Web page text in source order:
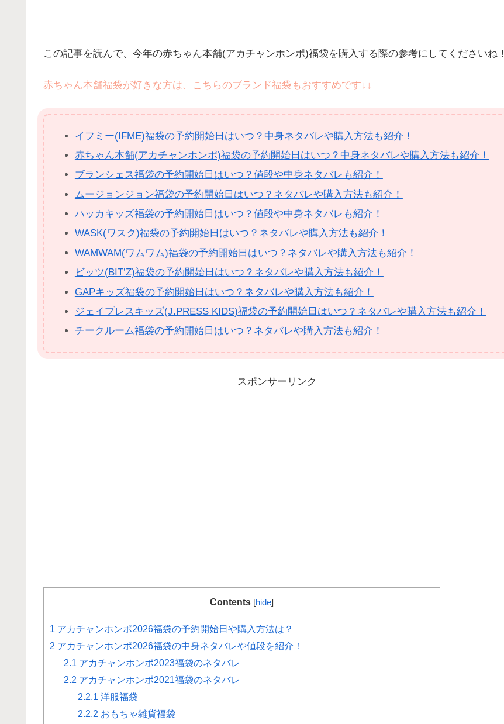
この記事を読んで、今年の赤ちゃん本舗(アカチャンホンポ)福袋を購入する際の参考にしてくださいね！
赤ちゃん本舗福袋が好きな方は、こちらのブランド福袋もおすすめです↓↓
イフミー(IFME)福袋の予約開始日はいつ？中身ネタバレや購入方法も紹介！
赤ちゃん本舗(アカチャンホンポ)福袋の予約開始日はいつ？中身ネタバレや購入方法も紹介！
ブランシェス福袋の予約開始日はいつ？値段や中身ネタバレも紹介！
ムージョンジョン福袋の予約開始日はいつ？ネタバレや購入方法も紹介！
ハッカキッズ福袋の予約開始日はいつ？値段や中身ネタバレも紹介！
WASK(ワスク)福袋の予約開始日はいつ？ネタバレや購入方法も紹介！
WAMWAM(ワムワム)福袋の予約開始日はいつ？ネタバレや購入方法も紹介！
ビッツ(BIT’Z)福袋の予約開始日はいつ？ネタバレや購入方法も紹介！
GAPキッズ福袋の予約開始日はいつ？ネタバレや購入方法も紹介！
ジェイプレスキッズ(J.PRESS KIDS)福袋の予約開始日はいつ？ネタバレや購入方法も紹介！
チークルーム福袋の予約開始日はいつ？ネタバレや購入方法も紹介！
スポンサーリンク
Contents [hide]
1 アカチャンホンポ2026福袋の予約開始日や購入方法は？
2 アカチャンホンポ2026福袋の中身ネタバレや値段を紹介！
2.1 アカチャンホンポ2023福袋のネタバレ
2.2 アカチャンホンポ2021福袋のネタバレ
2.2.1 洋服福袋
2.2.2 おもちゃ雑貨福袋